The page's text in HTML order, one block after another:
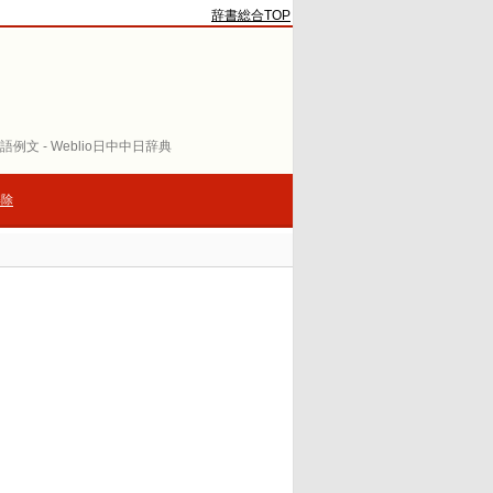
例文 - Weblio日中中日辞典
辞書総合TOP